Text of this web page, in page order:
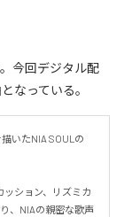
。今回デジタル配
なっている。
いたNIA SOULの
ション、リズミカ
、NIAの親密な歌声